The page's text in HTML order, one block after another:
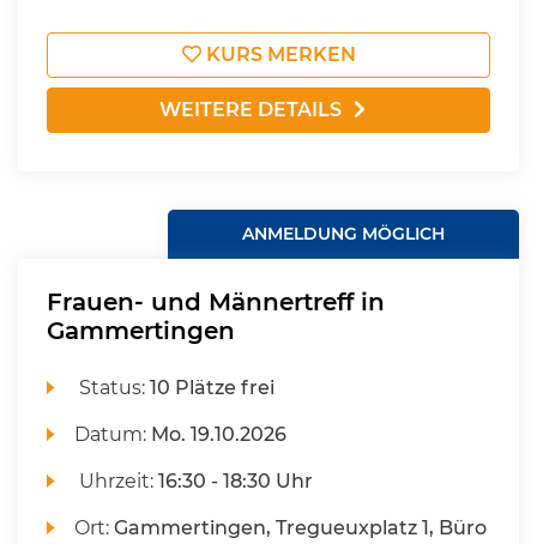
KURS MERKEN
WEITERE DETAILS
ANMELDUNG MÖGLICH
Frauen- und Männertreff in
Gammertingen
Status:10 Plätze frei
Datum: Mo. 19.10.2026
Uhrzeit:16:30 - 18:30 Uhr
Ort:Gammertingen, Tregueuxplatz 1, Büro